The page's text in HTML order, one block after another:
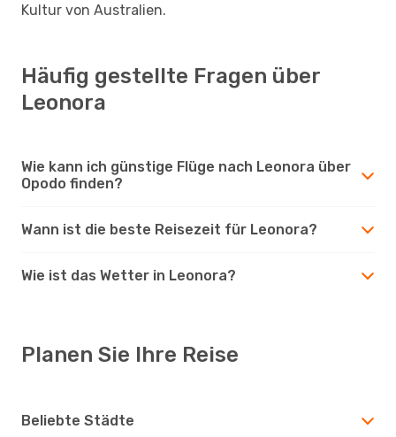
Kultur von Australien.
Häufig gestellte Fragen über
Leonora
Wie kann ich günstige Flüge nach Leonora über
Opodo finden?
Wann ist die beste Reisezeit für Leonora?
Wie ist das Wetter in Leonora?
Planen Sie Ihre Reise
Beliebte Städte